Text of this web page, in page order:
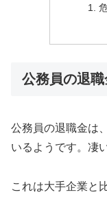
公務員の退
公務員の退職金は、
いるようです。凄
これは大手企業と